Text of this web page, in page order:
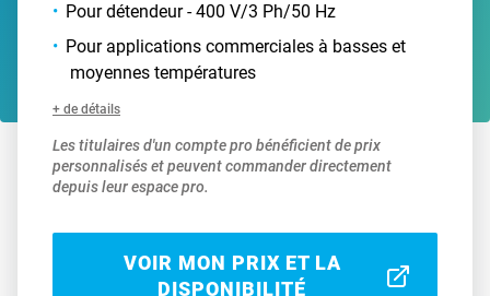
Pour détendeur - 400 V/3 Ph/50 Hz
Pour applications commerciales à basses et
moyennes températures
+ de détails
Les titulaires d'un compte pro bénéficient de prix
personnalisés et peuvent commander directement
depuis leur espace pro.
VOIR MON PRIX ET LA
DISPONIBILITÉ